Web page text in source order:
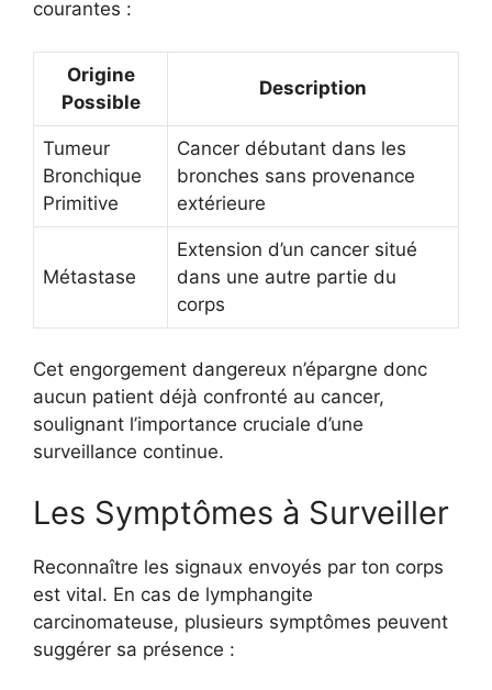
courantes :
Origine
Possible
Description
Tumeur
Bronchique
Primitive
Cancer débutant dans les
bronches sans provenance
extérieure
Métastase
Extension d’un cancer situé
dans une autre partie du
corps
Cet engorgement dangereux n’épargne donc
aucun patient déjà confronté au cancer,
soulignant l’importance cruciale d’une
surveillance continue.
Les Symptômes à Surveiller
Reconnaître les signaux envoyés par ton corps
est vital. En cas de lymphangite
carcinomateuse, plusieurs symptômes peuvent
suggérer sa présence :